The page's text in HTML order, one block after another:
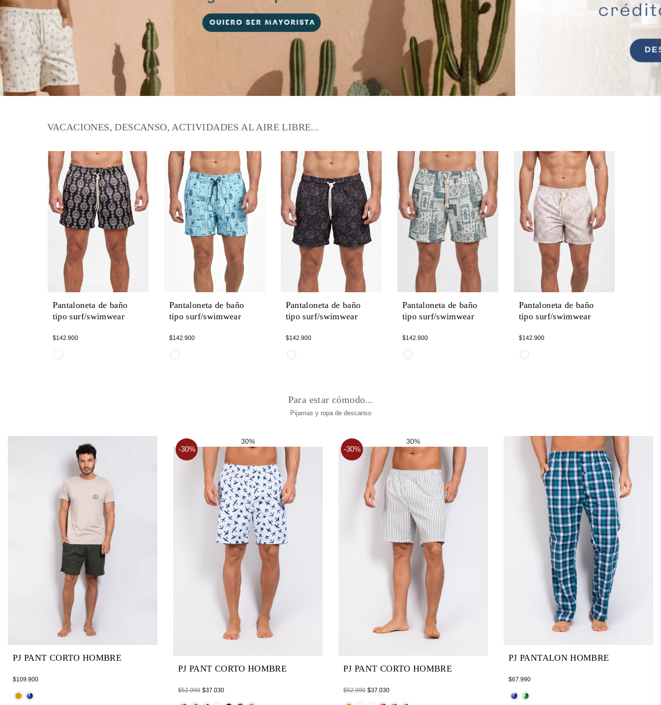
VACACIONES, DESCANSO, ACTIVIDADES AL AIRE LIBRE...
Pantaloneta de baño
tipo surf/swimwear
Regular
$142.900
Pantaloneta de baño
tipo surf/swimwear
Regular
$142.900
Pantaloneta de baño
tipo surf/swimwear
Regular
$142.900
Pantaloneta de baño
tipo surf/swimwear
Regular
$142.900
Pantaloneta de baño
tipo surf/swimwear
Regular
$142.900
Para estar cómodo...
Pijamas y ropa de descanso
PJ PANT CORTO HOMBRE
Regular
price
$109.900
30%
-30%
PJ PANT CORTO HOMBRE
Regular
price
$52.990 $37.030
30%
-30%
PJ PANT CORTO HOMBRE
Regular
price
$52.990 $37.030
PJ PANTALON HOMBRE
Regular
price
$67.990